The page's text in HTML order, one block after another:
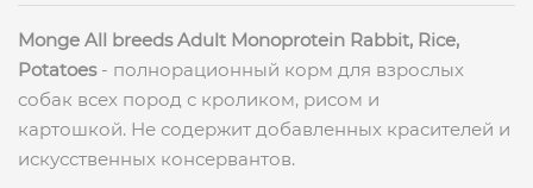
Monge All breeds Adult Monoprotein Rabbit, Rice,
Potatoes- полнорационный корм для взрослых
собак всех пород с кроликом, рисом и
картошкой. Не содержит добавленных красителей и
искусственных консервантов.